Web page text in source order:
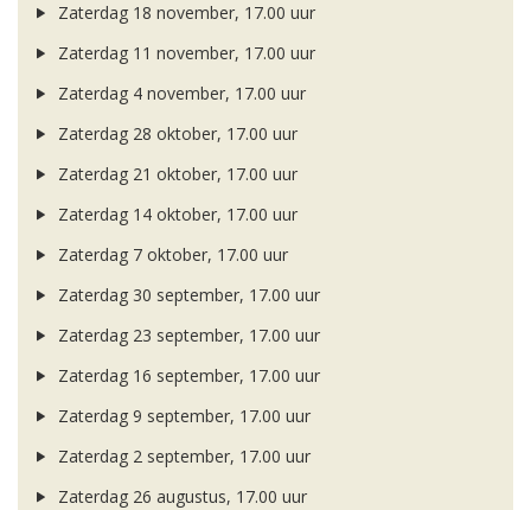
Zaterdag 18 november, 17.00 uur
Zaterdag 11 november, 17.00 uur
Zaterdag 4 november, 17.00 uur
Zaterdag 28 oktober, 17.00 uur
Zaterdag 21 oktober, 17.00 uur
Zaterdag 14 oktober, 17.00 uur
Zaterdag 7 oktober, 17.00 uur
Zaterdag 30 september, 17.00 uur
Zaterdag 23 september, 17.00 uur
Zaterdag 16 september, 17.00 uur
Zaterdag 9 september, 17.00 uur
Zaterdag 2 september, 17.00 uur
Zaterdag 26 augustus, 17.00 uur